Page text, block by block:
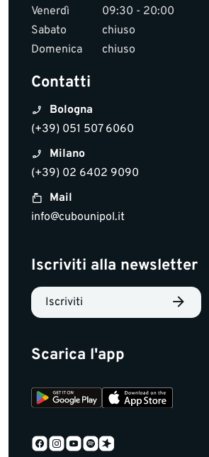
Venerdì
09:30 - 20:00
Sabato
chiuso
Domenica
chiuso
Contatti
Bologna
(+39) 051 507 6060
Milano
(+39) 02 6402 9090
Mail
info@cubounipol.it
Iscriviti alla newsletter
Iscriviti
Scarica l'app